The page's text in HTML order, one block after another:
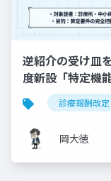
逆紹介の受け皿
度新設「特定機
算」完全実践ガ
診療報酬改定
岡大徳